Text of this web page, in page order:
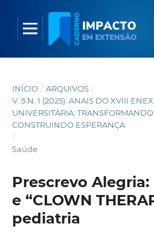
INÍCIO / ARQUIVOS /
V. 5 N. 1 (2025): ANAIS DO XVIII
UNIVERSITÁRIA:
CONSTRUINDO ESPERANÇA
/
Saúde
Prescrevo
e “CLOWN
pediatria